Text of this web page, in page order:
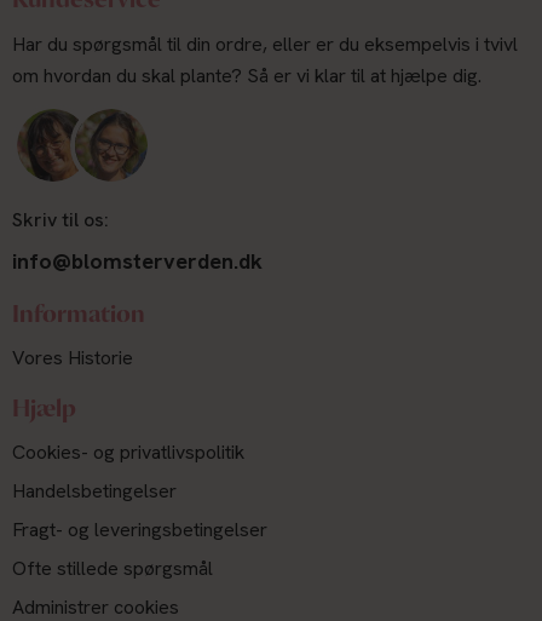
Har du spørgsmål til din ordre, eller er du eksempelvis i tvivl
om hvordan du skal plante? Så er vi klar til at hjælpe dig.
Skriv til os:
info@blomsterverden.dk
Information
Vores Historie
Hjælp
Cookies- og privatlivspolitik
Handelsbetingelser
Fragt- og leveringsbetingelser
Ofte stillede spørgsmål
Administrer cookies